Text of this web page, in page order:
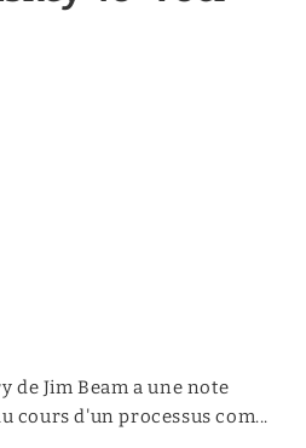
de Jim Beam a une note
cours d'un processus com...